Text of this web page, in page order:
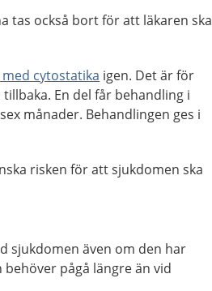
tas också bort för att läkaren ska
cytostatika igen. Det är för
En del får behandling i
månader. Behandlingen ges i
risken för att sjukdomen ska
sjukdomen även om den har
pågå längre än vid